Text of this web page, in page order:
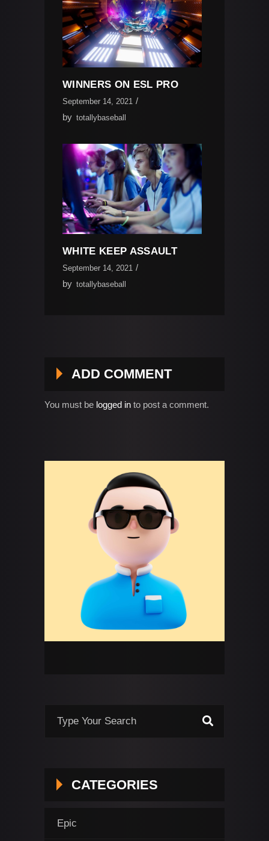
WINNERS ON ESL PRO
September 14, 2021
by totallybaseball
WHITE KEEP ASSAULT
September 14, 2021
by totallybaseball
ADD COMMENT
You must be logged in to post a comment.
CATEGORIES
Epic